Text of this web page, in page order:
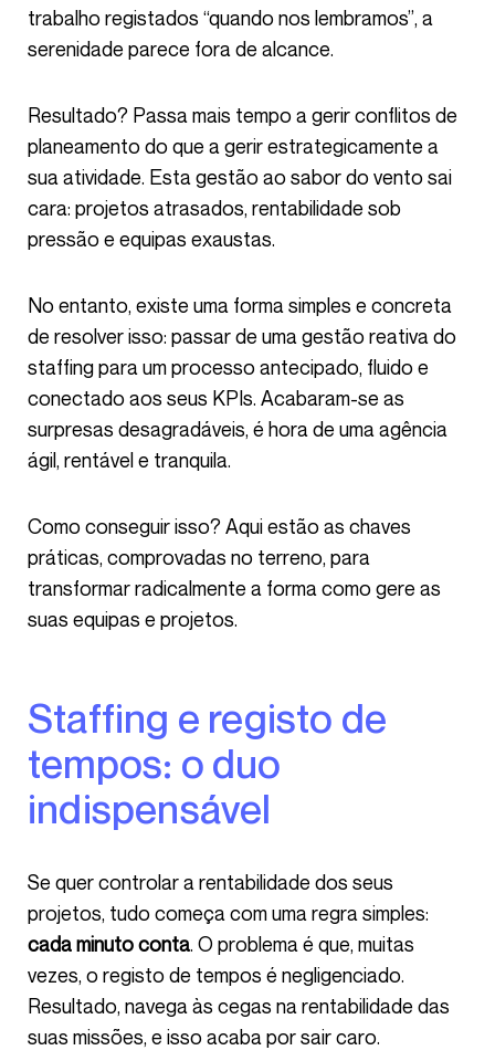
trabalho registados “quando nos lembramos”, a
serenidade parece fora de alcance.
Resultado? Passa mais tempo a gerir conflitos de
planeamento do que a gerir estrategicamente a
sua atividade. Esta gestão ao sabor do vento sai
cara: projetos atrasados, rentabilidade sob
pressão e equipas exaustas.
No entanto, existe uma forma simples e concreta
de resolver isso: passar de uma gestão reativa do
staffing para um processo antecipado, fluido e
conectado aos seus KPIs. Acabaram-se as
surpresas desagradáveis, é hora de uma agência
ágil, rentável e tranquila.
Como conseguir isso? Aqui estão as chaves
práticas, comprovadas no terreno, para
transformar radicalmente a forma como gere as
suas equipas e projetos.
Staffing e registo de
tempos: o duo
indispensável
Se quer controlar a rentabilidade dos seus
projetos, tudo começa com uma regra simples:
cada minuto conta. O problema é que, muitas
vezes, o registo de tempos é negligenciado.
Resultado, navega às cegas na rentabilidade das
suas missões, e isso acaba por sair caro.